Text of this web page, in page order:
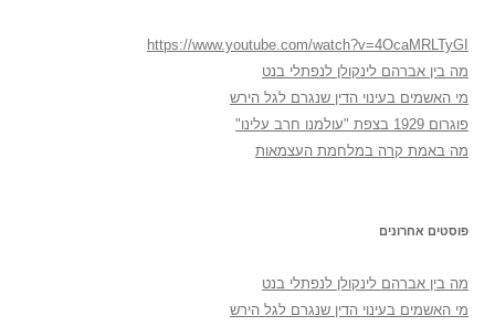
https://www.youtube.com/watch?v=4OcaMRLTyGI
מה בין אברהם לינקולן לנפתלי בנט
מי האשמים בעינוי הדין שנגרם לגל הירש
פוגרום 1929 בצפת "עולמנו חרב עלינו"
מה באמת קרה במלחמת העצמאות
פוסטים אחרונים
מה בין אברהם לינקולן לנפתלי בנט
מי האשמים בעינוי הדין שנגרם לגל הירש